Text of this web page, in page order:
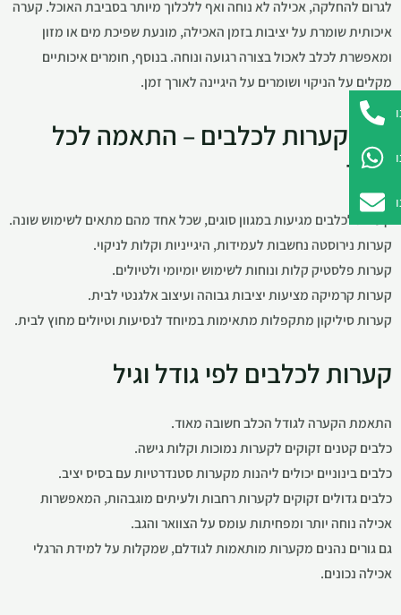
לגרום להחלקה, אכילה לא נוחה ואף ללכלוך מיותר בסביבת האוכל. קערה
איכותית שומרת על יציבות בזמן האכילה, מונעת שפיכת מים או מזון
ומאפשרת לכלב לאכול בצורה רגועה ונוחה. בנוסף, חומרים איכותיים
מקלים על הניקוי ושומרים על היגיינה לאורך זמן.
סוגי קערות לכלבים – התאמה לכל
צורך
קערות לכלבים מגיעות במגוון סוגים, שכל אחד מהם מתאים לשימוש שונה.
קערות נירוסטה נחשבות לעמידות, היגייניות וקלות לניקוי.
קערות פלסטיק קלות ונוחות לשימוש יומיומי ולטיולים.
קערות קרמיקה מציעות יציבות גבוהה ועיצוב אלגנטי לבית.
קערות סיליקון מתקפלות מתאימות במיוחד לנסיעות וטיולים מחוץ לבית.
קערות לכלבים לפי גודל וגיל
התאמת הקערה לגודל הכלב חשובה מאוד.
כלבים קטנים זקוקים לקערות נמוכות וקלות גישה.
כלבים בינוניים יכולים ליהנות מקערות סטנדרטיות עם בסיס יציב.
כלבים גדולים זקוקים לקערות רחבות ולעיתים מוגבהות, המאפשרות
אכילה נוחה יותר ומפחיתות עומס על הצוואר והגב.
גם גורים נהנים מקערות מותאמות לגודלם, שמקלות על למידת הרגלי
אכילה נכונים.